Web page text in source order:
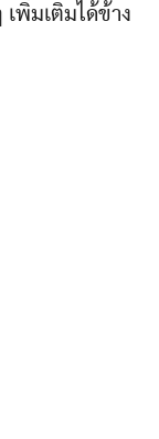
เพิ่มเติมได้ข้าง